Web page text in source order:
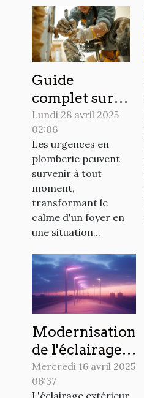
Guide
complet sur
les
interventions
d'urgence en
plomberie
Lundi 28 avril 2025
02:06
Les urgences en
plomberie peuvent
survenir à tout
moment,
transformant le
calme d'un foyer en
une situation...
Modernisation
de l'éclairage
extérieur
tendances et
Mercredi 16 avril 2025
06:37